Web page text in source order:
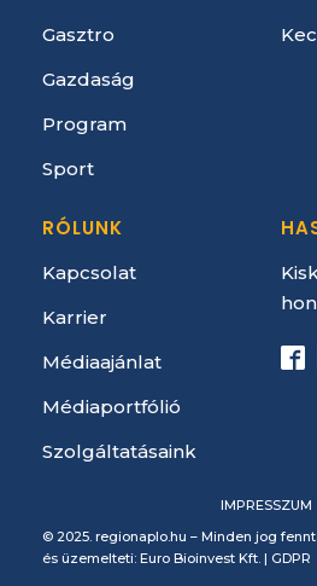
Gasztro
Gazdaság
Program
Sport
RÓLUNK
Kapcsolat
Karrier
Médiaajánlat
Médiaportfólió
Szolgáltatásaink
© 2025. regionaplo.hu – Minden jog
és üzemelteti: Euro Bioinvest Kft. | GDPR
IMPRESSZUM